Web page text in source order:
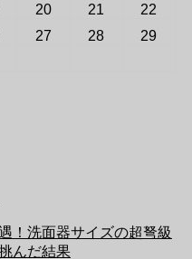
20 21
22
27 28
29
！洗面器サイズの超弩級
んだ結果